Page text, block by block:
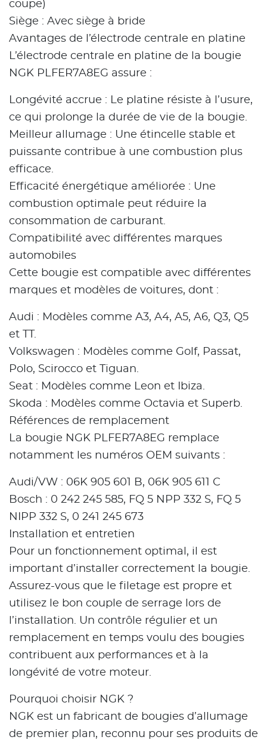
coupe)
Siège : Avec siège à bride
Avantages de l’électrode centrale en platine
L’électrode centrale en platine de la bougie
NGK PLFER7A8EG assure :
Longévité accrue : Le platine résiste à l’usure,
ce qui prolonge la durée de vie de la bougie.
Meilleur allumage : Une étincelle stable et
puissante contribue à une combustion plus
efficace.
Efficacité énergétique améliorée : Une
combustion optimale peut réduire la
consommation de carburant.
Compatibilité avec différentes marques
automobiles
Cette bougie est compatible avec différentes
marques et modèles de voitures, dont :
Audi : Modèles comme A3, A4, A5, A6, Q3, Q5
et TT.
Volkswagen : Modèles comme Golf, Passat,
Polo, Scirocco et Tiguan.
Seat : Modèles comme Leon et Ibiza.
Skoda : Modèles comme Octavia et Superb.
Références de remplacement
La bougie NGK PLFER7A8EG remplace
notamment les numéros OEM suivants :
Audi/VW : 06K 905 601 B, 06K 905 611 C
Bosch : 0 242 245 585, FQ 5 NPP 332 S, FQ 5
NIPP 332 S, 0 241 245 673
Installation et entretien
Pour un fonctionnement optimal, il est
important d’installer correctement la bougie.
Assurez-vous que le filetage est propre et
utilisez le bon couple de serrage lors de
l’installation. Un contrôle régulier et un
remplacement en temps voulu des bougies
contribuent aux performances et à la
longévité de votre moteur.
Pourquoi choisir NGK ?
NGK est un fabricant de bougies d’allumage
de premier plan, reconnu pour ses produits de